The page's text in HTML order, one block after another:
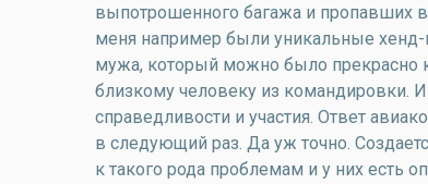
выпотрошенного багажа и пропавших
меня например были уникальные
мужа, который можно было прекрасно
близкому человеку из командировки.
справедливости и участия. Ответ
в следующий раз. Да уж точно.
к такого рода проблемам и у них есть